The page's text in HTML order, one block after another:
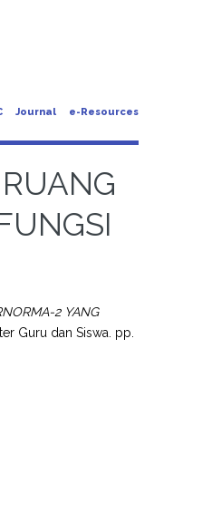
Journal e-Resources
2 YANG
Guru dan Siswa. pp.